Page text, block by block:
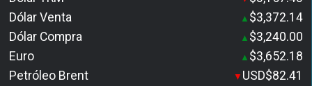
Dólar Venta
▲ $3,372.14
Dólar Compra
▲ $3,240.00
Euro
▲ $3,652.18
Petróleo Brent
▼ USD$82.41